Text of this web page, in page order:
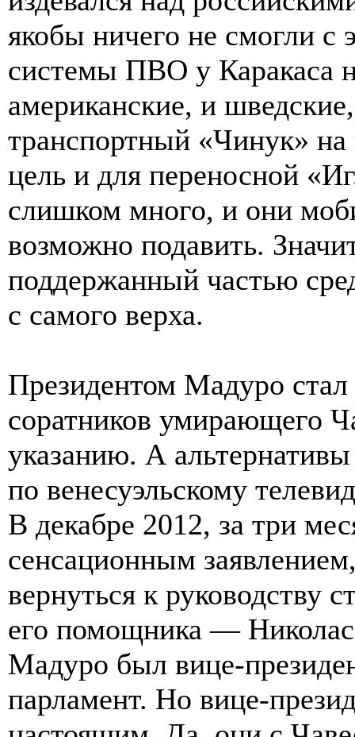
якобы ничего не смогли
системы ПВО у Каракаса
американские, и
транспортный «Чинук»
цель и для переносной
слишком много, и они
возможно подавить.
поддержанный частью
с самого верха.
Президентом Мадуро
соратников умирающего
указанию. А
по венесуэльскому
В декабре 2012, за три
сенсационным
вернуться к руководству
его помощника —
Мадуро был вице-
парламент. Но вице-